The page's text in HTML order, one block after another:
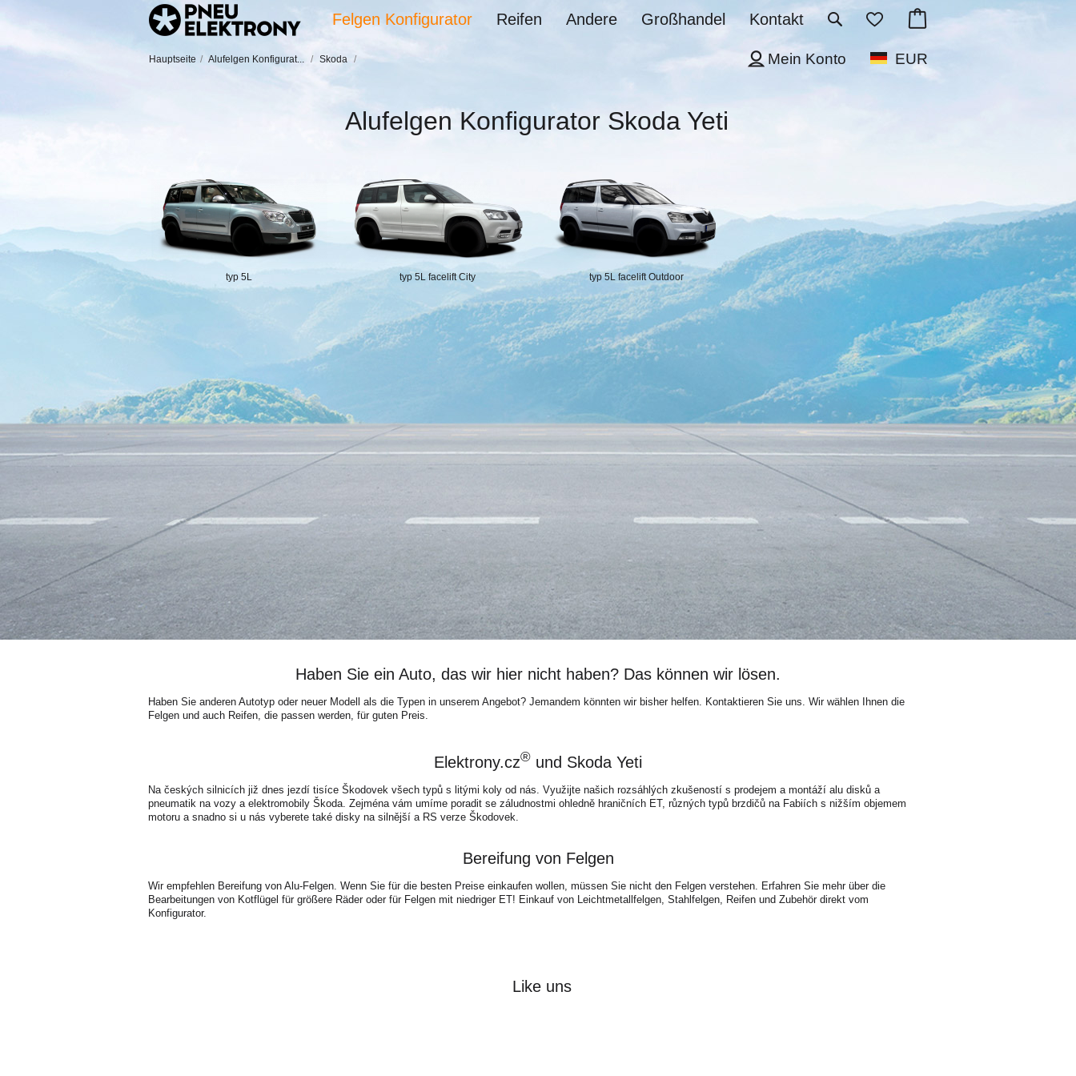
Kontakt
Großhandel
Andere
Reifen
Felgen Konfigurator
Hauptseite / Alufelgen Konfigurat... / Skoda / EUR
Mein Konto
Alufelgen Konfigurator Skoda Yeti
typ 5L typ 5L facelift City typ 5L facelift Outdoor
Haben Sie ein Auto, das wir hier nicht haben? Das können wir lösen.
Haben Sie anderen Autotyp oder neuer Modell als die Typen in unserem Angebot? Jemandem könnten wir bisher helfen. Kontaktieren Sie uns. Wir wählen Ihnen die
Felgen und auch Reifen, die passen werden, für guten Preis.
Elektrony.cz® und Skoda Yeti
Na českých silnicích již dnes jezdí tisíce Škodovek všech typů s litými koly od nás. Využijte našich rozsáhlých zkušeností s prodejem a montáží alu disků a
pneumatik na vozy a elektromobily Škoda. Zejména vám umíme poradit se záludnostmi ohledně hraničních ET, různých typů brzdičů na Fabiích s nižším objemem
motoru a snadno si u nás vyberete také disky na silnější a RS verze Škodovek.
Bereifung von Felgen
Wir empfehlen Bereifung von Alu-Felgen. Wenn Sie für die besten Preise einkaufen wollen, müssen Sie nicht den Felgen verstehen. Erfahren Sie mehr über die
Bearbeitungen von Kotflügel für größere Räder oder für Felgen mit niedriger ET! Einkauf von Leichtmetallfelgen, Stahlfelgen, Reifen und Zubehör direkt vom
Konfigurator.
Like uns